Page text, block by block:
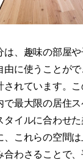
は、趣味の部屋
由に使うことが
されています。
最大限の居住ス
タイルに合わせ
、これらの空間
合わさることで